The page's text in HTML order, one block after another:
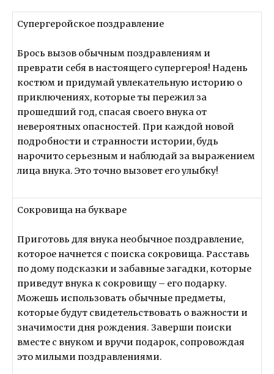
Супергеройское поздравление
Брось вызов обычным поздравлениям и
преврати себя в настоящего супергероя! Надень
костюм и придумай увлекательную историю о
приключениях, которые ты пережил за
прошедший год, спасая своего внука от
невероятных опасностей. При каждой новой
подробности и странности истории, будь
нарочито серьезным и наблюдай за выражением
лица внука. Это точно вызовет его улыбку!
Сокровища на букваре
Приготовь для внука необычное поздравление,
которое начнется с поиска сокровища. Расставь
по дому подсказки и забавные загадки, которые
приведут внука к сокровищу – его подарку.
Можешь использовать обычные предметы,
которые будут свидетельствовать о важности и
значимости дня рождения. Заверши поиски
вместе с внуком и вручи подарок, сопровождая
это милыми поздравлениями.